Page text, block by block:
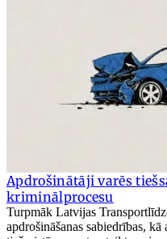
Apdrošinātāji varēs
kriminālprocesu
Turpmāk Latvijas
apdrošināšanas sabiedrības,